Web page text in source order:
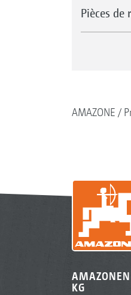
Pièces de
AMAZONE
KG